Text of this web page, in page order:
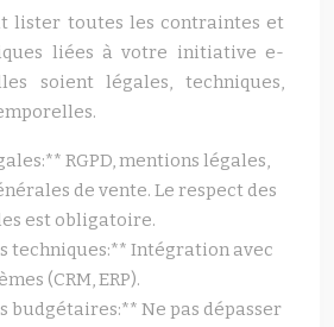
lister toutes les contraintes et
liées à votre initiative e-
soient légales, techniques,
RGPD, mentions légales,
de vente. Le respect des
est obligatoire.
techniques:** Intégration avec
(CRM, ERP).
budgétaires:** Ne pas dépasser